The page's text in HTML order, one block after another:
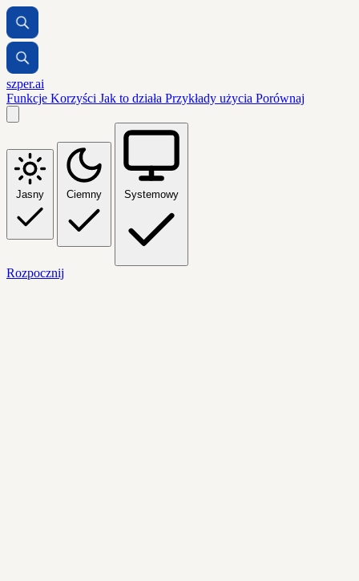
szper.ai
Funkcje Korzyści Jak to działa Przykłady użycia Porównaj
Jasny Ciemny Systemowy
Rozpocznij